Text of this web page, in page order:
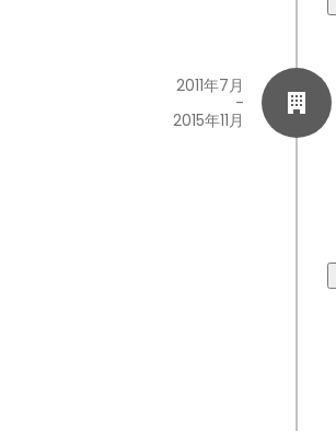
2011年7月
-
2015年11月